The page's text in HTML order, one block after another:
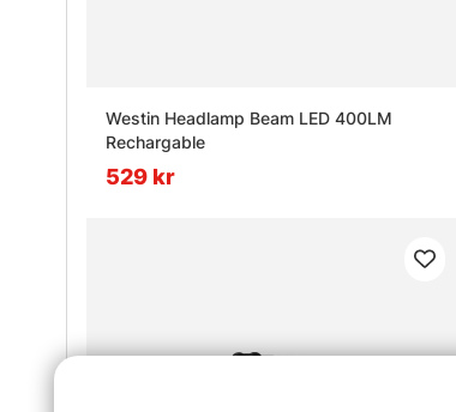
Westin Headlamp Beam LED 400LM
Rechargable
529 kr